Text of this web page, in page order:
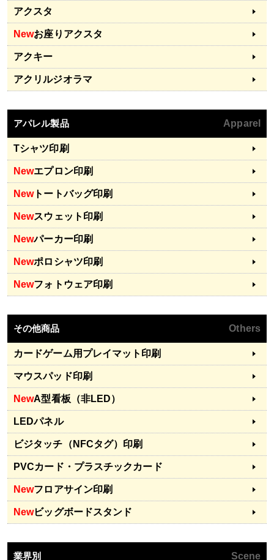
アクスタ
Newお座りアクスタ
アクキー
アクリルジオラマ
アパレル製品 Apparel
Tシャツ印刷
Newエプロン印刷
Newトートバッグ印刷
Newスウェット印刷
Newパーカー印刷
Newポロシャツ印刷
Newフォトウェア印刷
その他商品 Others
カードゲーム用プレイマット印刷
マウスパッド印刷
NewA型看板（非LED）
LEDパネル
ビジタッチ（NFCタグ）印刷
PVCカード・プラスチックカード
Newフロアサイン印刷
Newビッグボードスタンド
業界別 Scene